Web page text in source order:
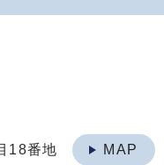
目18番地 MAP